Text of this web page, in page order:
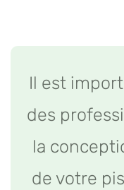
Il est
des
la
de votre